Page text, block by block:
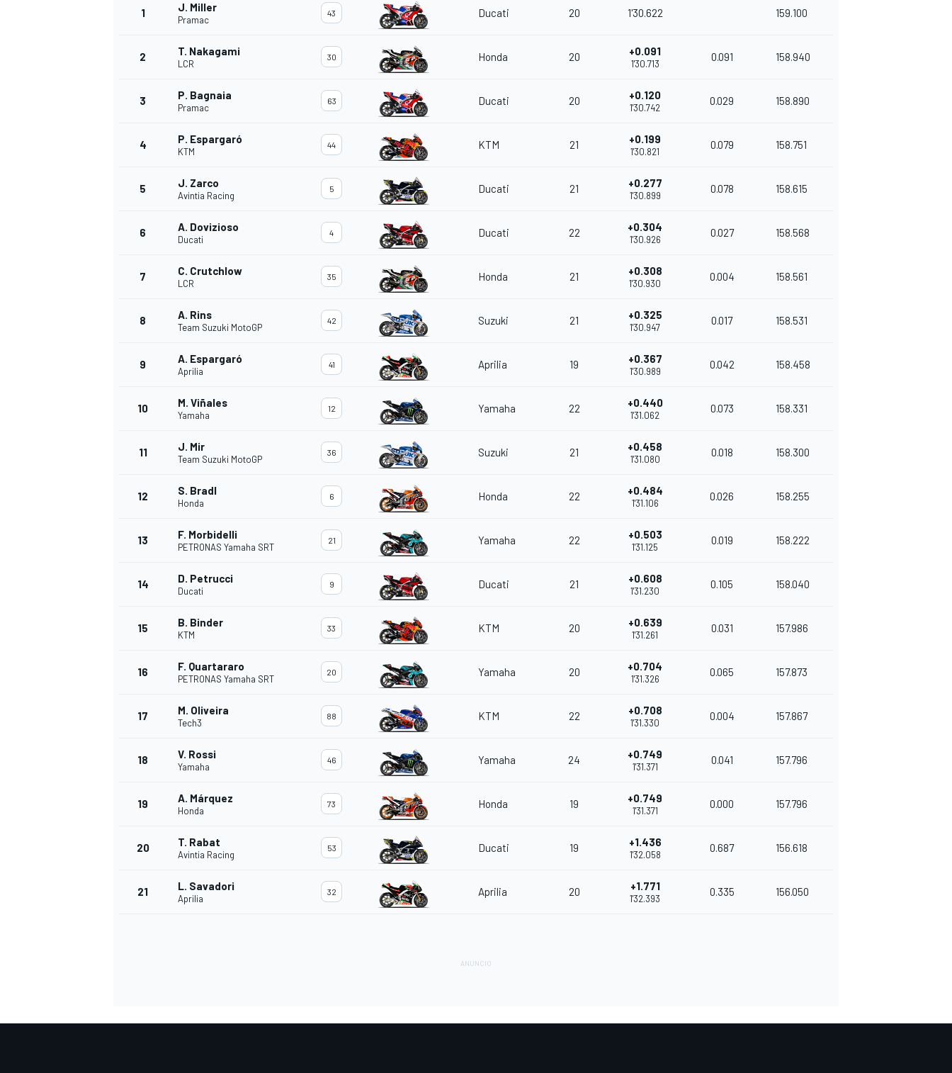
1 J. Miller
Pramac
43 Ducati 20 1'30.622 159.100
2 T. Nakagami
LCR
30 Honda 20 +0.091
1'30.713
0.091 158.940
3 P. Bagnaia
Pramac
63 Ducati 20 +0.120
1'30.742
0.029 158.890
4 P. Espargaró
KTM
44 KTM 21 +0.199
1'30.821
0.079 158.751
5 J. Zarco
Avintia Racing
5 Ducati 21 +0.277
1'30.899
0.078 158.615
6 A. Dovizioso
Ducati
4 Ducati 22 +0.304
1'30.926
0.027 158.568
7 C. Crutchlow
LCR
35 Honda 21 +0.308
1'30.930
0.004 158.561
8 A. Rins
Team Suzuki MotoGP
42 Suzuki 21 +0.325
1'30.947
0.017 158.531
9 A. Espargaró
Aprilia
41 Aprilia 19 +0.367
1'30.989
0.042 158.458
10 M. Viñales
Yamaha
12 Yamaha 22 +0.440
1'31.062
0.073 158.331
11 J. Mir
Team Suzuki MotoGP
36 Suzuki 21 +0.458
1'31.080
0.018 158.300
12 S. Bradl
Honda
6 Honda 22 +0.484
1'31.106
0.026 158.255
13 F. Morbidelli
PETRONAS Yamaha SRT
21 Yamaha 22 +0.503
1'31.125
0.019 158.222
14 D. Petrucci
Ducati
9 Ducati 21 +0.608
1'31.230
0.105 158.040
15 B. Binder
KTM
33 KTM 20 +0.639
1'31.261
0.031 157.986
16 F. Quartararo
PETRONAS Yamaha SRT
20 Yamaha 20 +0.704
1'31.326
0.065 157.873
17 M. Oliveira
Tech3
88 KTM 22 +0.708
1'31.330
0.004 157.867
18 V. Rossi
Yamaha
46 Yamaha 24 +0.749
1'31.371
0.041 157.796
19 A. Márquez
Honda
73 Honda 19 +0.749
1'31.371
0.000 157.796
20 T. Rabat
Avintia Racing
53 Ducati 19 +1.436
1'32.058
0.687 156.618
21 L. Savadori
Aprilia
32 Aprilia 20 +1.771
1'32.393
0.335 156.050